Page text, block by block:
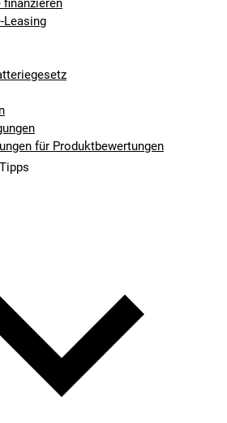
finanzieren
Leasing
für Produktbewertungen